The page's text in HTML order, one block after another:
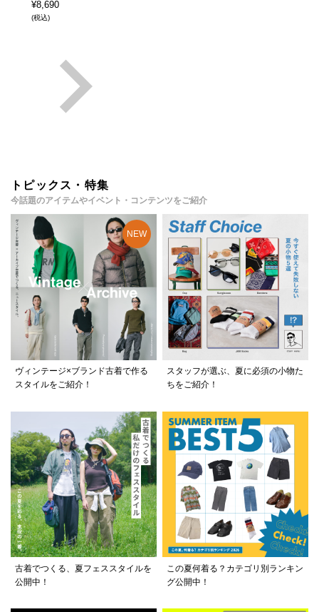
¥8,690
(税込)
トピックス・特集
今話題のアイテムやイベント・コンテンツをご紹介
ヴィンテージ×ブランド古着で作る
スタイルをご紹介！
スタッフが選ぶ、夏に必須の小物た
ちをご紹介！
古着でつくる、夏フェススタイルを
公開中！
この夏何着る？カテゴリ別ランキン
グ公開中！